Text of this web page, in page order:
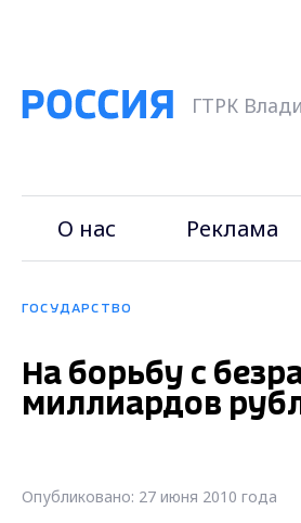
ГТРК
О нас Реклама
ГОСУДАРСТВО
На борьбу с
миллиардов
Опубликовано: 27 июня 2010 года